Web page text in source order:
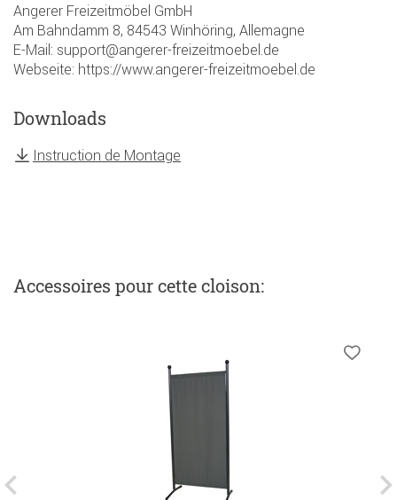
Angerer Freizeitmöbel GmbH
Am Bahndamm 8, 84543 Winhöring, Allemagne
E-Mail: support@angerer-freizeitmoebel.de
Webseite: https://www.angerer-freizeitmoebel.de
Downloads
Instruction de Montage
Accessoires pour cette cloison: